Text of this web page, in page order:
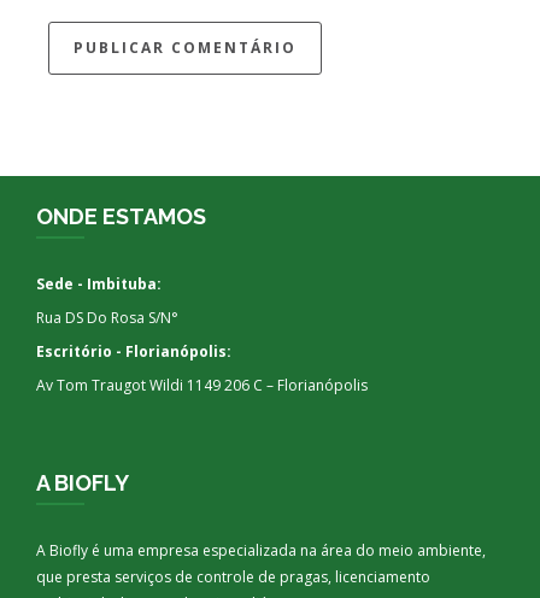
ONDE ESTAMOS
Sede - Imbituba:
Rua DS Do Rosa S/N°
Escritório - Florianópolis:
Av Tom Traugot Wildi 1149 206 C – Florianópolis
A BIOFLY
A Biofly é uma empresa especializada na área do meio ambiente,
que presta serviços de controle de pragas, licenciamento